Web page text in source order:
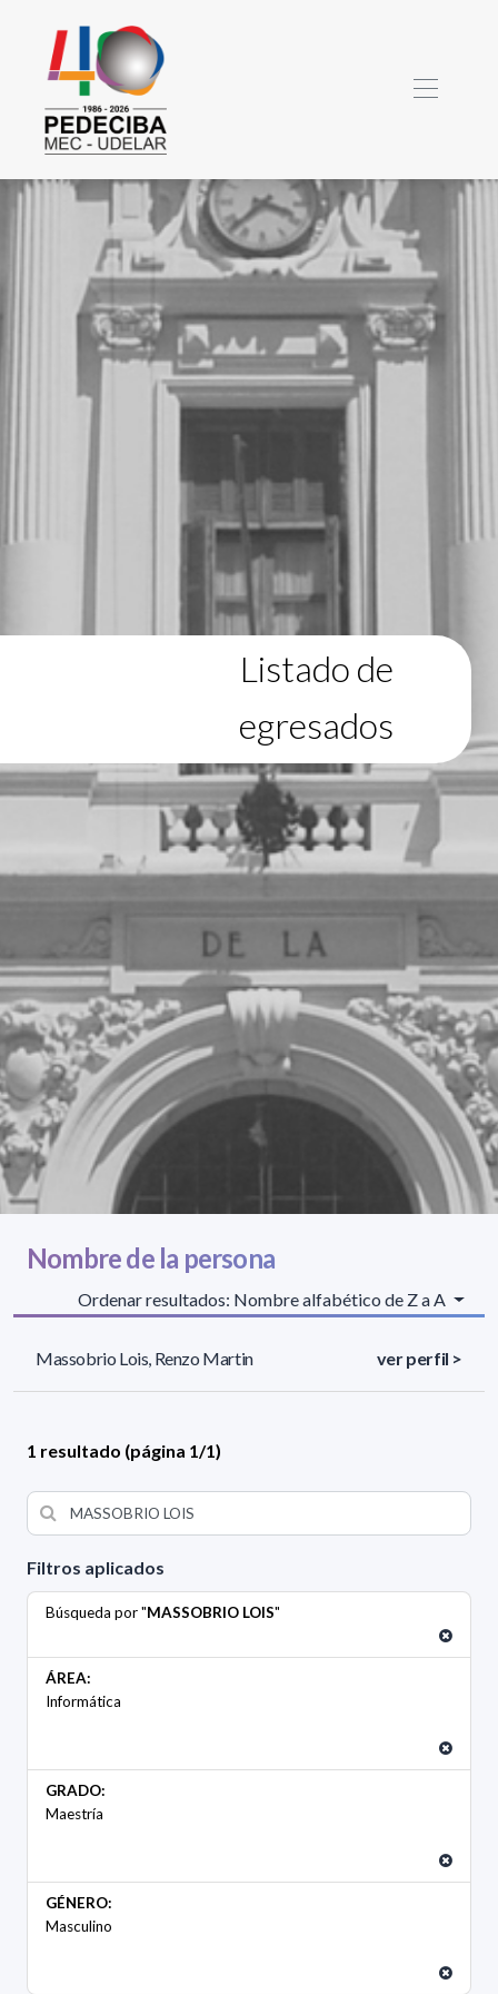
Listado de
egresados
Filtros aplicados
Búsqueda por "MASSOBRIO LOIS"
ÁREA:
Informática
GRADO:
Maestría
GÉNERO:
Masculino
Nombre de la persona
Ordenar resultados: Nombre alfabético de Z a A
Massobrio Lois, Renzo Martin ver perfil >
1 resultado (página 1/1)